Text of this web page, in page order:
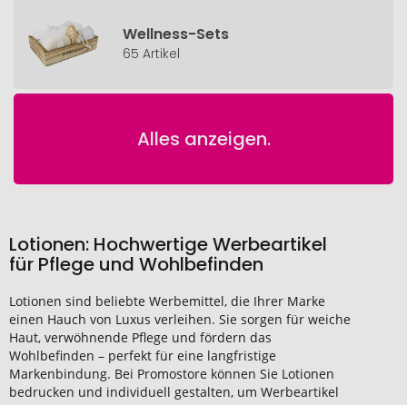
Wellness-Sets
65 Artikel
Alles anzeigen.
Lotionen: Hochwertige Werbeartikel
für Pflege und Wohlbefinden
Lotionen sind beliebte Werbemittel, die Ihrer Marke
einen Hauch von Luxus verleihen. Sie sorgen für weiche
Haut, verwöhnende Pflege und fördern das
Wohlbefinden – perfekt für eine langfristige
Markenbindung. Bei Promostore können Sie Lotionen
bedrucken und individuell gestalten, um Werbeartikel